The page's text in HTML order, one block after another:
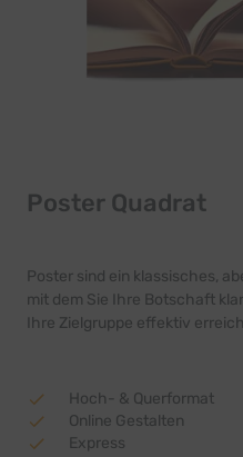
Poster Quadrat
Poster sind ein klassisches,
mit dem Sie Ihre Botschaft
Ihre Zielgruppe effektiv
Hoch- & Querformat
Online Gestalten
Express